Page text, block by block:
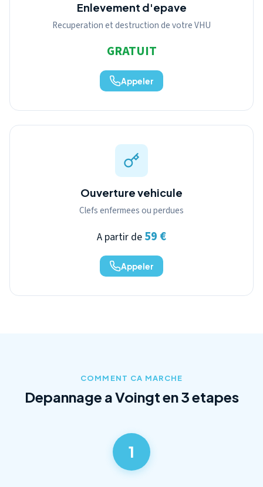
Enlevement d'epave
Recuperation et destruction de votre VHU
GRATUIT
Appeler
Ouverture vehicule
Clefs enfermees ou perdues
A partir de 59 €
Appeler
COMMENT CA MARCHE
Depannage a Voingt en 3 etapes
1